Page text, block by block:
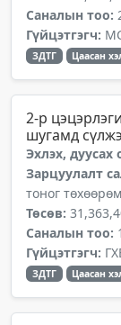
Саналын тоо:
Гүйцэтгэгч:
ЗДТГ Цаасан
2-р
шугамд
Эхлэх, дуусах
Зарцуулалт
тоног
Төсөв:
Саналын тоо:
Гүйцэтгэгч:
ЗДТГ Цаасан